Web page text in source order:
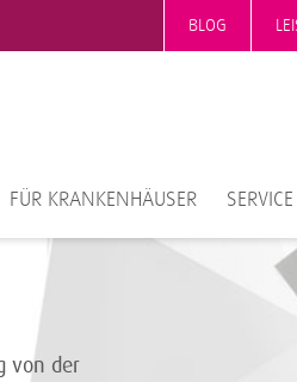
BLOG
FÜR KRANKENHÄUSER SERVICE
von der